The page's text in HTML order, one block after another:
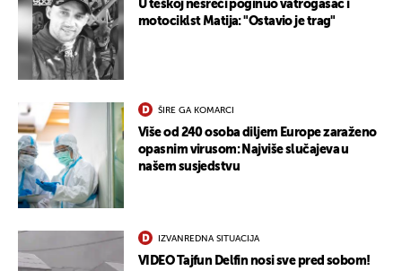
U teškoj nesreći poginuo vatrogasac i
motociklst Matija: "Ostavio je trag"
ŠIRE GA KOMARCI
Više od 240 osoba diljem Europe zaraženo
opasnim virusom: Najviše slučajeva u
našem susjedstvu
IZVANREDNA SITUACIJA
VIDEO Tajfun Delfin nosi sve pred sobom!
UKLJUČITE NOTIFIKACIJE